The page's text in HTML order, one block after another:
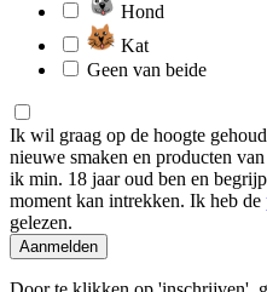
Hond
Kat
Geen van beide
Ik wil graag op de hoogte
nieuwe smaken en producten
ik min. 18 jaar oud ben en
moment kan intrekken. Ik heb de
gelezen.
Aanmelden